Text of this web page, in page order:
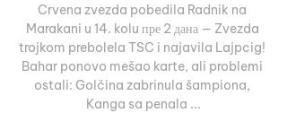
Crvena zvezda pobedila Radnik na
Marakani u 14. kolu пре 2 дана — Zvezda
trojkom prebolela TSC i najavila Lajpcig!
Bahar ponovo mešao karte, ali problemi
ostali: Golčina zabrinula šampiona,
Kanga sa penala ...